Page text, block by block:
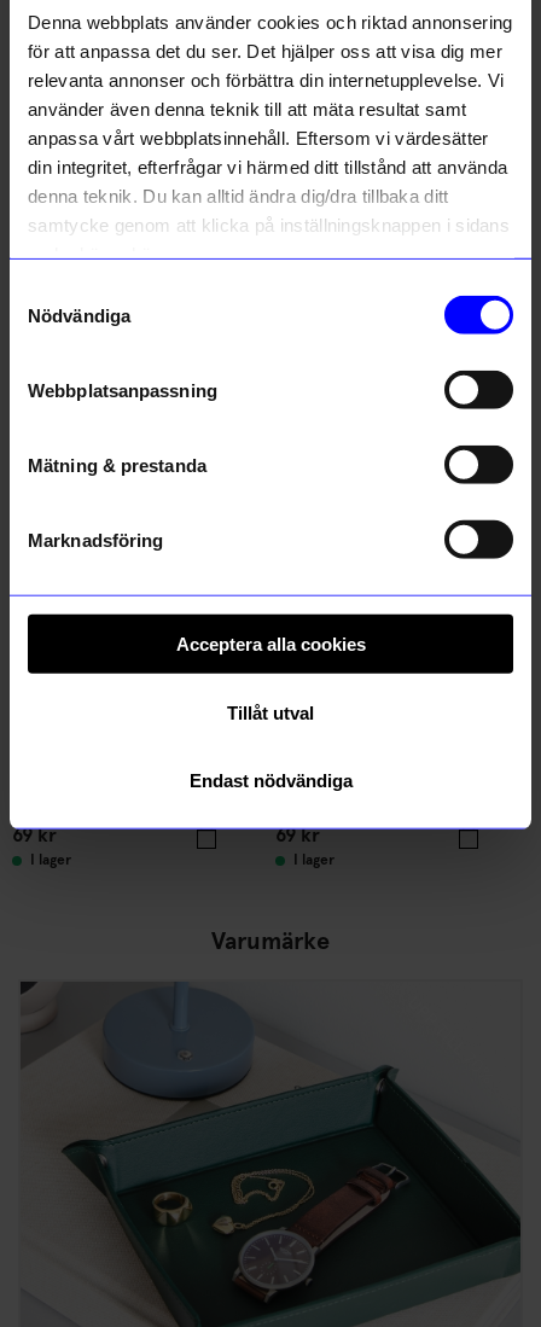
Denna webbplats använder cookies och riktad annonsering
för att anpassa det du ser. Det hjälper oss att visa dig mer
relevanta annonser och förbättra din internetupplevelse. Vi
använder även denna teknik till att mäta resultat samt
anpassa vårt webbplatsinnehåll. Eftersom vi värdesätter
din integritet, efterfrågar vi härmed ditt tillstånd att använda
denna teknik. Du kan alltid ändra dig/dra tillbaka ditt
samtycke genom att klicka på inställningsknappen i sidans
Nödvändiga
Webbplatsanpassning
Mätning & prestanda
Marknadsföring
Acceptera alla cookies
Tillåt utval
Endast nödvändiga
Vas Flowy Tulips Klar
Bästsäljare
Andra köpte även
69kr
I lager
Kiki Eldh
69kr
I lager
Varumärke